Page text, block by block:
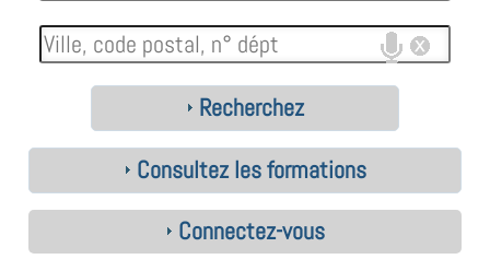
Recherchez
Consultez les formations
Connectez-vous